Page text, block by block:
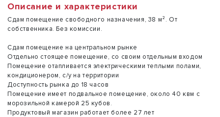
Описание и характеристики
Сдам помещение свободного назначения, 38 м². От
собственника. Без комиссии.
Сдам помещение на центральном рынке
Отдельно стоящее помещение, со своим отдельным входом
Помещение отапливается электрическими теплыми полами,
кондиционером, с/у на территории
Доступность рынка до 18 часов
Помещение имеет подвальное помещение, около 40 квм с
морозильной камерой 25 кубов.
Продуктовый магазин работает более 27 лет